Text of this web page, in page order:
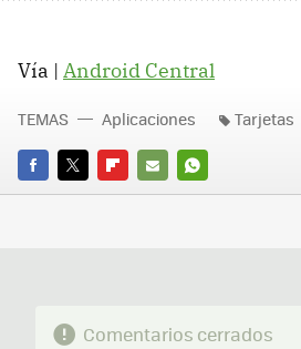
Vía | Android Central
FACEBOOK
TWITTERFLIPBOARD
E-
WHATSAPP
TEMAS Aplicaciones Tarjetas
Comentarios cerrados